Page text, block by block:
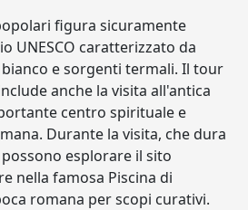
figura sicuramente
UNESCO caratterizzato da
e sorgenti termali. Il tour
anche la visita all'antica
centro spirituale e
Durante la visita, che dura
esplorare il sito
nella famosa Piscina di
romana per scopi curativi.